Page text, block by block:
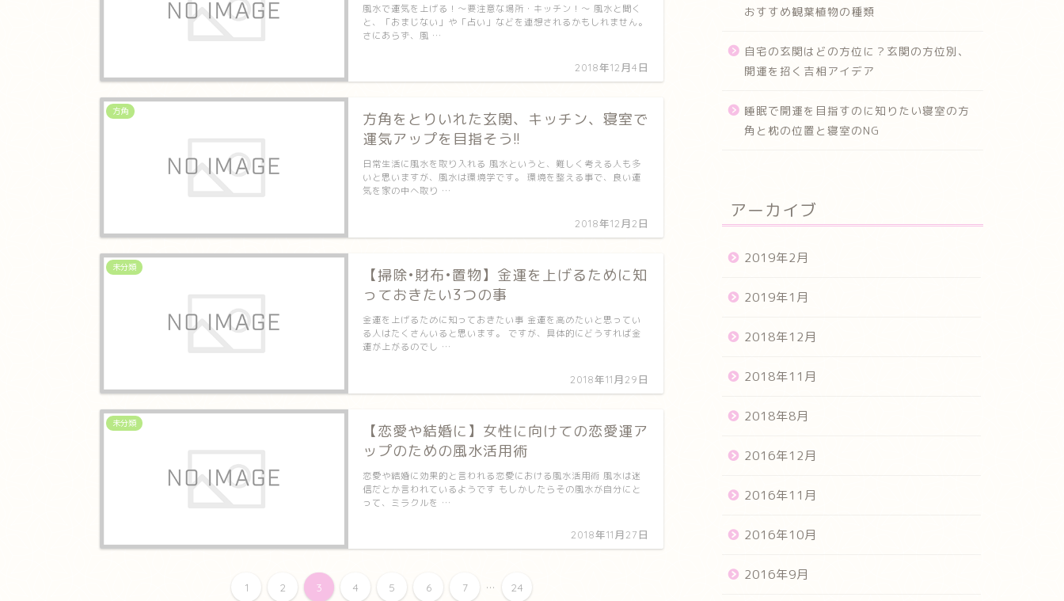
2018年12月4日
風水で運気を上げる！～要注意な場所・キッチン！～ 風水と聞く
と、「おまじない」や「占い」などを連想されるかもしれません。
さにあらず、風 …
方角
方角をとりいれた玄関、キッチン、寝室で
運気アップを目指そう!!
2018年12月2日
日常生活に風水を取り入れる 風水というと、難しく考える人も多
いと思いますが、風水は環境学です。 環境を整える事で、良い運
気を家の中へ取り …
未分類
【掃除•財布•置物】金運を上げるために知
っておきたい3つの事
2018年11月29日
金運を上げるために知っておきたい事 金運を高めたいと思ってい
る人はたくさんいると思います。 ですが、具体的にどうすれば金
運が上がるのでし …
未分類
【恋愛や結婚に】女性に向けての恋愛運ア
ップのための風水活用術
2018年11月27日
恋愛や結婚に効果的と言われる恋愛における風水活用術 風水は迷
信だとか言われているようです もしかしたらその風水が自分にと
って、ミラクルを …
1 2 3 4 5 6 7 ... 24
おすすめ観葉植物の種類
自宅の玄関はどの方位に？玄関の方位別、
開運を招く吉相アイデア
睡眠で開運を目指すのに知りたい寝室の方
角と枕の位置と寝室のNG
アーカイブ
2019年2月
2019年1月
2018年12月
2018年11月
2018年8月
2016年12月
2016年11月
2016年10月
2016年9月